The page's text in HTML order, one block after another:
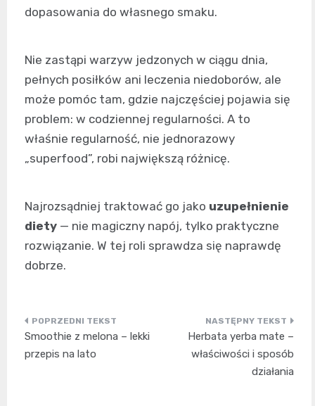
dopasowania do własnego smaku.
Nie zastąpi warzyw jedzonych w ciągu dnia,
pełnych posiłków ani leczenia niedoborów, ale
może pomóc tam, gdzie najczęściej pojawia się
problem: w codziennej regularności. A to
właśnie regularność, nie jednorazowy
„superfood”, robi największą różnicę.
Najrozsądniej traktować go jako uzupełnienie
diety — nie magiczny napój, tylko praktyczne
rozwiązanie. W tej roli sprawdza się naprawdę
dobrze.
Nawigacja
wpisu
Smoothie z melona – lekki
przepis na lato
Herbata yerba mate –
właściwości i sposób
działania